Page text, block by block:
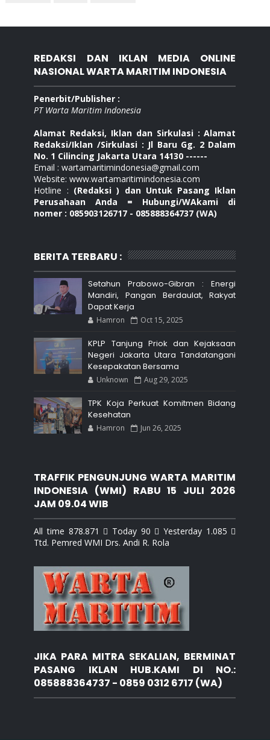
REDAKSI DAN IKLAN MEDIA ONLINE
NASIONAL WARTA MARITIM INDONESIA
Penerbit/Publisher :
PT Warta Maritim Indonesia
Alamat Redaksi, Iklan dan Sirkulasi : Alamat
Redaksi/Iklan /Sirkulasi : Jl Baru Gg. 2 Dalam
No. 1 Cilincing Jakarta Utara 14130 ------
Email : wartamaritimindonesia@gmail.com
Website: www.wartamaritimindonesia.com
Hotline : (Redaksi ) dan Untuk Pasang Iklan
Perusahaan Anda = Hubungi/WAkami di
nomer : 085903126717 - 085888364737 (WA)
BERITA TERBARU :
Setahun Prabowo-Gibran : Energi
Mandiri, Pangan Berdaulat, Rakyat
Dapat Kerja
Hamron Oct 15, 2025
KPLP Tanjung Priok dan Kejaksaan
Negeri Jakarta Utara Tandatangani
Kesepakatan Bersama
Unknown Aug 29, 2025
TPK Koja Perkuat Komitmen Bidang
Kesehatan
Hamron Jun 26, 2025
TRAFFIK PENGUNJUNG WARTA MARITIM
INDONESIA (WMI) RABU 15 JULI 2026
JAM 09.04 WIB
All time 878.871  Today 90  Yesterday 1.085 
Ttd. Pemred WMI Drs. Andi R. Rola
JIKA PARA MITRA SEKALIAN, BERMINAT
PASANG IKLAN HUB.KAMI DI NO.:
085888364737 - 0859 0312 6717 (WA)